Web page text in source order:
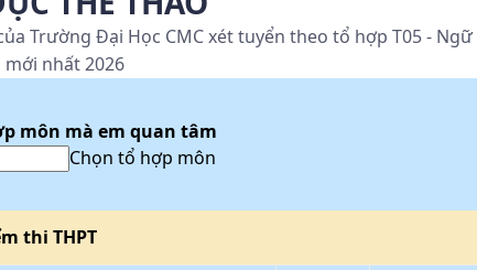
Trường Đại Học CMC xét tuyển theo tổ hợp T05 - Ngữ
nhất 2026
môn mà em quan tâm
Chọn tổ hợp môn
thi THPT